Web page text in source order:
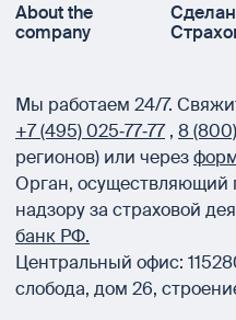
About the
company
Мы работаем 24/7.
+7 (495) 025‑77‑77 , 8
регионов) или через
Орган, осуществляющий
надзору за страховой
банк РФ.
Центральный офис:
слобода, дом 26,